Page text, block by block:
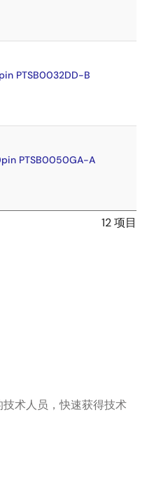
PTSB0032DD-B
PTSB0050GA-A
12 项目
术人员，快速获得技术